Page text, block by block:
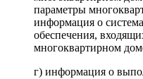
параметры
информация о
обеспечения,
многоквартирном
г) информация о